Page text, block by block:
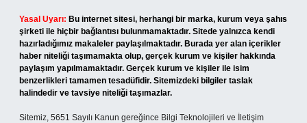
Yasal Uyarı: Bu internet sitesi, herhangi bir marka, kurum veya şahıs
şirketi ile hiçbir bağlantısı bulunmamaktadır. Sitede yalnızca kendi
hazırladığımız makaleler paylaşılmaktadır. Burada yer alan içerikler
haber niteliği taşımamakta olup, gerçek kurum ve kişiler hakkında
paylaşım yapılmamaktadır. Gerçek kurum ve kişiler ile isim
benzerlikleri tamamen tesadüfidir. Sitemizdeki bilgiler taslak
halindedir ve tavsiye niteliği taşımazlar.
Sitemiz, 5651 Sayılı Kanun gereğince Bilgi Teknolojileri ve İletişim